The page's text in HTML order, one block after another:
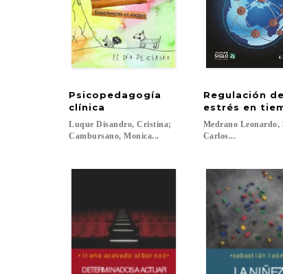
Psicopedagogía
clínica
Luque Disandro, Cristina;
Cambursano, Monica...
Regulación
estrés en
Medrano Leonardo,
Carlos...